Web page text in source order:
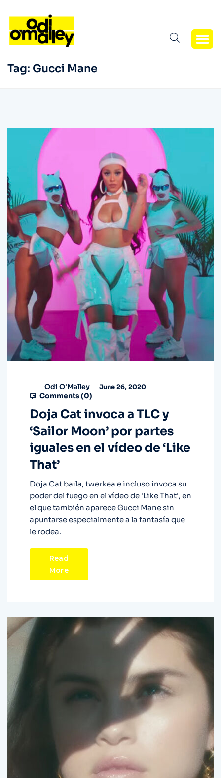
Tag: Gucci Mane
Odi O'Malley June 26, 2020
Comments (0)
Doja Cat invoca a TLC y
‘Sailor Moon’ por partes
iguales en el vídeo de ‘Like
That’
Doja Cat baila, twerkea e incluso invoca su
poder del fuego en el vídeo de 'Like That', en
el que también aparece Gucci Mane sin
apuntarse especialmente a la fantasía que
le rodea.
Read
More